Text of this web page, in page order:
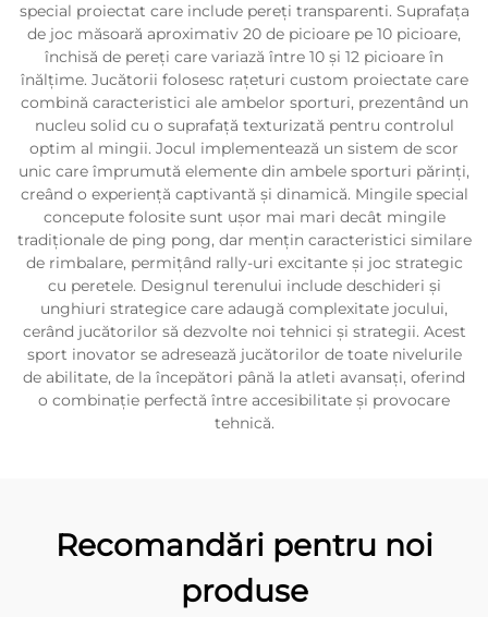
special proiectat care include pereți transparenti. Suprafața
de joc măsoară aproximativ 20 de picioare pe 10 picioare,
închisă de pereți care variază între 10 și 12 picioare în
înălțime. Jucătorii folosesc rațeturi custom proiectate care
combină caracteristici ale ambelor sporturi, prezentând un
nucleu solid cu o suprafață texturizată pentru controlul
optim al mingii. Jocul implementează un sistem de scor
unic care împrumută elemente din ambele sporturi părinți,
creând o experiență captivantă și dinamică. Mingile special
concepute folosite sunt ușor mai mari decât mingile
tradiționale de ping pong, dar mențin caracteristici similare
de rimbalare, permițând rally-uri excitante și joc strategic
cu peretele. Designul terenului include deschideri și
unghiuri strategice care adaugă complexitate jocului,
cerând jucătorilor să dezvolte noi tehnici și strategii. Acest
sport inovator se adresează jucătorilor de toate nivelurile
de abilitate, de la începători până la atleti avansați, oferind
o combinație perfectă între accesibilitate și provocare
tehnică.
Recomandări pentru noi
produse